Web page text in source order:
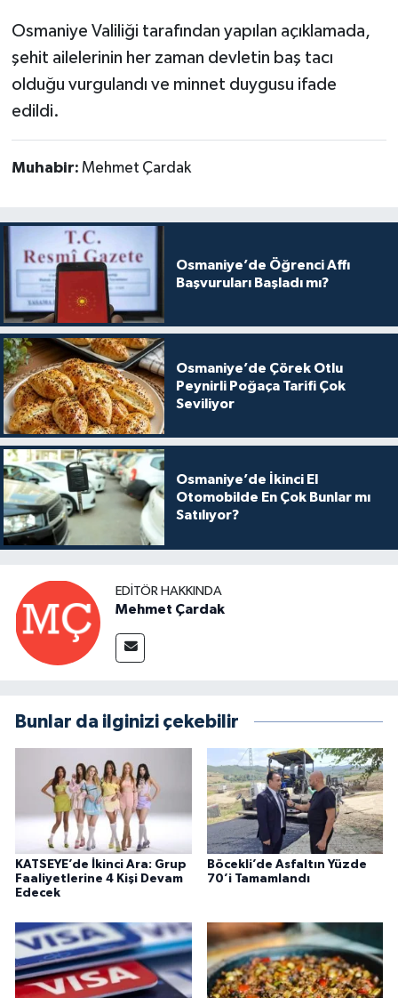
Osmaniye Valiliği tarafından yapılan açıklamada,
şehit ailelerinin her zaman devletin baş tacı
olduğu vurgulandı ve minnet duygusu ifade
edildi.
Muhabir: Mehmet Çardak
Osmaniye’de Öğrenci Affı
Başvuruları Başladı mı?
Osmaniye’de Çörek Otlu
Peynirli Poğaça Tarifi Çok
Seviliyor
Osmaniye’de İkinci El
Otomobilde En Çok Bunlar mı
Satılıyor?
EDITÖR HAKKINDA
Mehmet Çardak
Bunlar da ilginizi çekebilir
KATSEYE’de İkinci Ara: Grup
Faaliyetlerine 4 Kişi Devam
Edecek
Böcekli’de Asfaltın Yüzde
70’i Tamamlandı